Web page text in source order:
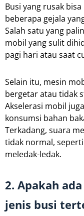
Busi yang rusak
beberapa gejala
Salah satu yang
mobil yang sulit
pagi hari atau saat
Selain itu, mesin
bergetar atau tidak
Akselerasi mobil
konsumsi bahan
Terkadang, suara
tidak normal,
meledak-ledak.
2. Apakah
jenis busi